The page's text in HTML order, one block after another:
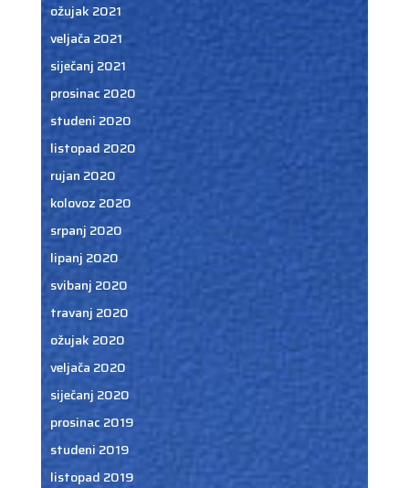
ožujak 2021
veljača 2021
siječanj 2021
prosinac 2020
studeni 2020
listopad 2020
rujan 2020
kolovoz 2020
srpanj 2020
lipanj 2020
svibanj 2020
travanj 2020
ožujak 2020
veljača 2020
siječanj 2020
prosinac 2019
studeni 2019
listopad 2019